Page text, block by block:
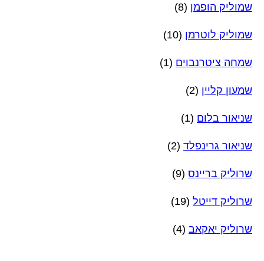
שמוליק הופמן (8)
שמוליק לוטרמן (10)
שמחה ציטרנבוים (1)
שמעון קליין (2)
שניאור בלום (1)
שניאור גרינפלד (2)
שרוליק בריינס (9)
שרוליק דייטל (19)
שרוליק יאקאב (4)